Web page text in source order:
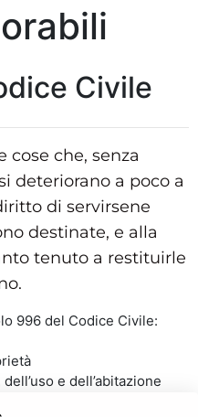
Civile
che, senza
deteriorano a poco a
di servirsene
destinate, e alla
tenuto a restituirle
996 del Codice Civile:
e dell’abitazione